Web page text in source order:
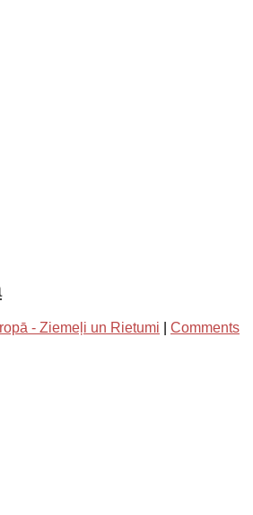
- Ziemeļi un Rietumi
Comments